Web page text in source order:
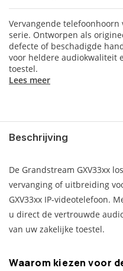
Vervangende telefoonhoorn
serie. Ontworpen als
defecte of beschadigde
voor heldere audiokwaliteit
toestel.
Lees meer
Beschrijving
De Grandstream GXV33xx
vervanging of uitbreiding
GXV33xx IP-videotelefoon.
u direct de vertrouwde
van uw zakelijke toestel.
Waarom kiezen voor